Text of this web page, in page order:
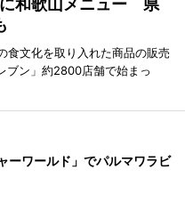
食文化を取り入れた商品の販売
ブン」約2800店舗で始まっ
ーワールド」でパルマワラビ